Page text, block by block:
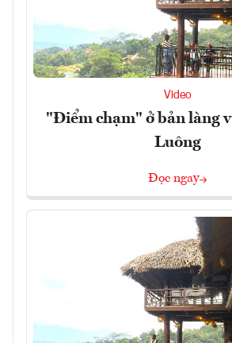
Video
"Điểm chạm" ở bản làng
Luông
Đọc ngay